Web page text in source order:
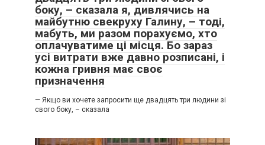
боку, – сказала я, дивлячись на
майбутню свекруху Галину, – тоді,
мабуть, ми разом порахуємо, хто
оплачуватиме ці місця. Бо зараз
усі витрати вже давно розписані, і
кожна гривня має своє
призначення
— Якщо ви хочете запросити ще двадцять три людини зі
свого боку, – сказала